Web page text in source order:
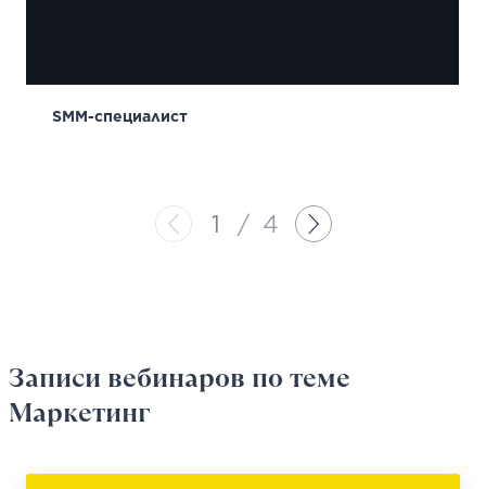
SMM-специалист
1 / 4
Записи вебинаров по теме
Маркетинг